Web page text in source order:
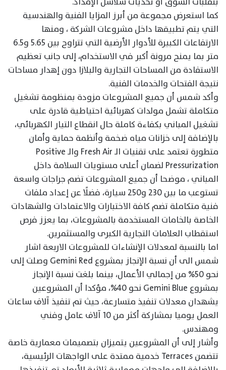
كما استعرض مجموعة من أبرز المزايا الفنية والهندسية
التي يتم تطبيقها داخل مشروعات الشركة ، ومنها
الارتفاعات الكبيرة للأدوار الأرضية التي تتراوح بين 5.65 و6.5
متر بما يمنح مرونة أكبر في الاستخدام، إلى جانب تعظيم
الاستفادة من المساحات التجارية والبلازا دون إهدار مساحات
نتيجة الفتحات والخدمات الفنية.
وأكد شمس أن جميع المشروعات مزودة بمنظومة تشغيل
متكاملة تشمل مولدات كهربائية احتياطية قادرة على
تشغيل المباني بكفاءة كاملة حال انقطاع التيار الكهربائي،
بالإضافة إلى خزانات مياه ضخمة وأنظمة حماية وأمان
متطورة تعتمد على تقنيات الـ Fresh Air والـ Positive
Pressurization لضمان أعلى مستويات السلامة داخل
المباني ، موضحا أن جميع المشروعات تضم جراجات واسعة
تستوعب ما بين 230 و250 سيارة، فضلًا عن إعداد ملفات
فنية متكاملة تضم كافة الاختبارات والاعتمادات والشهادات
الخاصة بالخامات المستخدمة بالمشروعات، بما يعزز فرص
استقطاب العلامات التجارية الكبرى والمستثمرين.
اما بالنسبة لمعدلات الإنشاءات للمشروعات الاربعة اشار
شمس الى أن نسبة الإنجاز بمشروع Gemini Red وصلت إلى
نحو 50% من إجمالي الأعمال، بينما بلغت نسبة الإنجاز
بمشروع Gemini Blue نحو 40%، مؤكدا أن المشروعين
يشهدان معدلات تنفيذ متسارعة، حيث تم تنفيذ آلاف ساعات
العمل يوميا بمشاركة أكثر من 10 آلاف عامل وفني
ومهندس.
وأشار إلى أن المشروعين يتميزان بتصميمات معمارية خاصة
تتضمن Terraces خدمية ممتدة على الواجهات الرئيسية،